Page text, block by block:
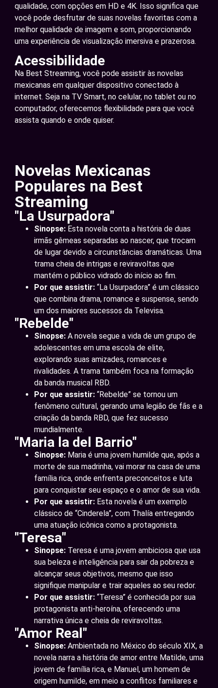
qualidade, com opções em HD e 4K. Isso significa que
você pode desfrutar de suas novelas favoritas com a
melhor qualidade de imagem e som, proporcionando
uma experiência de visualização imersiva e prazerosa.
Acessibilidade
Na Best Streaming, você pode assistir às novelas
mexicanas em qualquer dispositivo conectado à
internet. Seja na TV Smart, no celular, no tablet ou no
computador, oferecemos flexibilidade para que você
assista quando e onde quiser.
Novelas Mexicanas
Populares na Best
Streaming
"La Usurpadora"
Sinopse: Esta novela conta a história de duas
irmãs gêmeas separadas ao nascer, que trocam
de lugar devido a circunstâncias dramáticas. Uma
trama cheia de intrigas e reviravoltas que
mantém o público vidrado do início ao fim.
Por que assistir: “La Usurpadora” é um clássico
que combina drama, romance e suspense, sendo
um dos maiores sucessos da Televisa.
"Rebelde"
Sinopse: A novela segue a vida de um grupo de
adolescentes em uma escola de elite,
explorando suas amizades, romances e
rivalidades. A trama também foca na formação
da banda musical RBD.
Por que assistir: “Rebelde” se tornou um
fenômeno cultural, gerando uma legião de fãs e a
criação da banda RBD, que fez sucesso
mundialmente.
"Maria la del Barrio"
Sinopse: Maria é uma jovem humilde que, após a
morte de sua madrinha, vai morar na casa de uma
família rica, onde enfrenta preconceitos e luta
para conquistar seu espaço e o amor de sua vida.
Por que assistir: Esta novela é um exemplo
clássico de “Cinderela”, com Thalía entregando
uma atuação icônica como a protagonista.
"Teresa"
Sinopse: Teresa é uma jovem ambiciosa que usa
sua beleza e inteligência para sair da pobreza e
alcançar seus objetivos, mesmo que isso
signifique manipular e trair aqueles ao seu redor.
Por que assistir: “Teresa” é conhecida por sua
protagonista anti-heroína, oferecendo uma
narrativa única e cheia de reviravoltas.
"Amor Real"
Sinopse: Ambientada no México do século XIX, a
novela narra a história de amor entre Matilde, uma
jovem de família rica, e Manuel, um homem de
origem humilde, em meio a conflitos familiares e